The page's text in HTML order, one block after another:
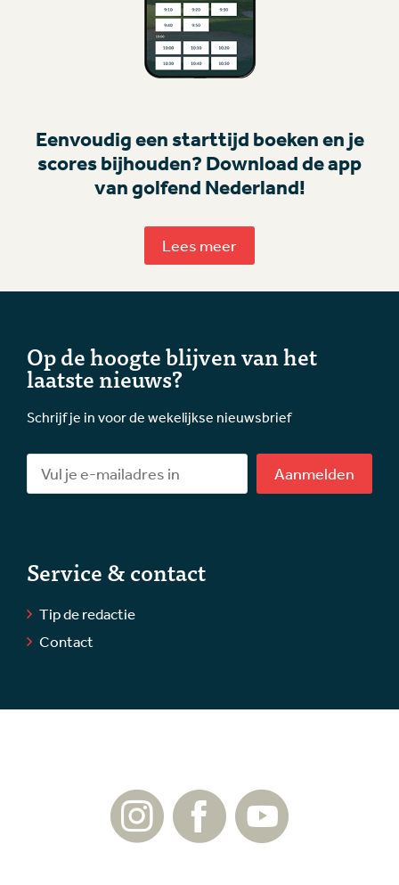
Eenvoudig een starttijd boeken en je
scores bijhouden? Download de app
van golfend Nederland!
Lees meer
Op de hoogte blijven van het
laatste nieuws?
Schrijf je in voor de wekelijkse nieuwsbrief
Aanmelden
Service & contact
Tip de redactie
Contact